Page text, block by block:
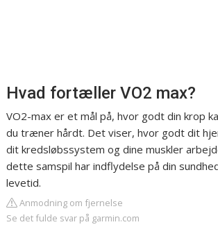
Hvad fortæller VO2 max?
VO2-max er et mål på, hvor godt din krop
du træner hårdt. Det viser, hvor godt dit
dit kredsløbssystem og dine muskler
dette samspil har indflydelse på din
levetid.
Anmodning om fjernelse
Se det fulde svar på garmin.com